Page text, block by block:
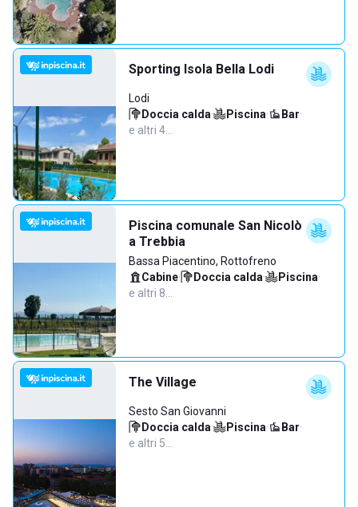
Sporting Isola Bella Lodi
Lodi
Doccia calda· Piscina· Bar·
e altri 4…
Piscina comunale San Nicolò
a Trebbia
Bassa Piacentino, Rottofreno
Cabine· Doccia calda· Piscina·
e altri 8…
The Village
Sesto San Giovanni
Doccia calda· Piscina· Bar·
e altri 5…